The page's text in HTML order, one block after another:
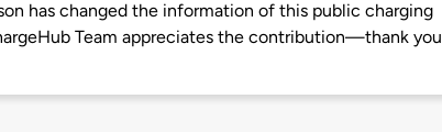
has changed the information of this public charging
Team appreciates the contribution—thank you